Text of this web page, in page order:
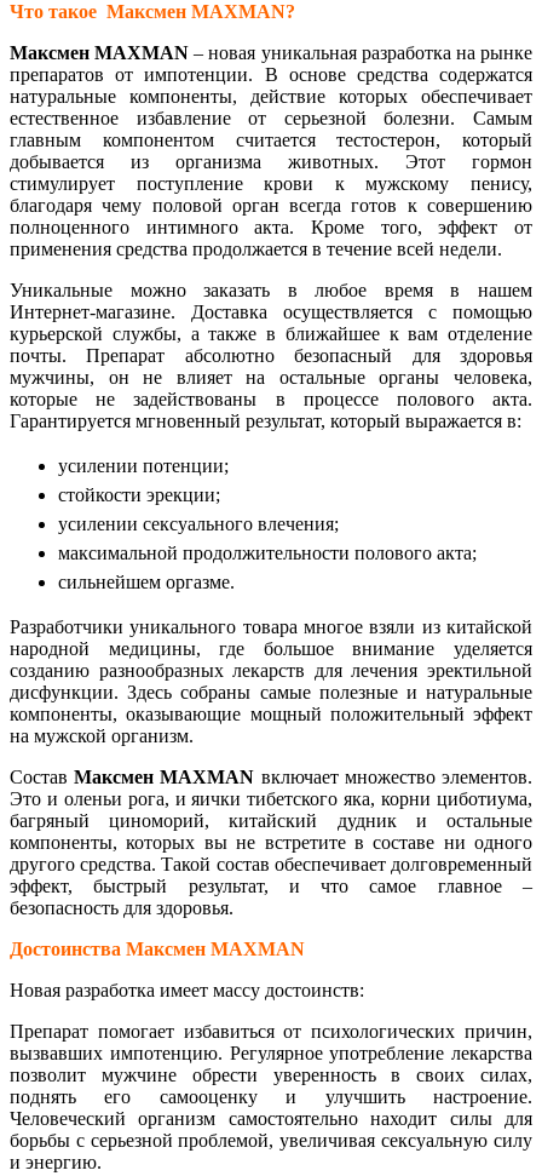
Что такое Максмен MAXMAN?
Максмен MAXMAN – новая уникальная разработка на рынке
препаратов от импотенции. В основе средства содержатся
натуральные компоненты, действие которых обеспечивает
естественное избавление от серьезной болезни. Самым
главным компонентом считается тестостерон, который
добывается из организма животных. Этот гормон
стимулирует поступление крови к мужскому пенису,
благодаря чему половой орган всегда готов к совершению
полноценного интимного акта. Кроме того, эффект от
применения средства продолжается в течение всей недели.
Уникальные можно заказать в любое время в нашем
Интернет-магазине. Доставка осуществляется с помощью
курьерской службы, а также в ближайшее к вам отделение
почты. Препарат абсолютно безопасный для здоровья
мужчины, он не влияет на остальные органы человека,
которые не задействованы в процессе полового акта.
Гарантируется мгновенный результат, который выражается в:
усилении потенции;
стойкости эрекции;
усилении сексуального влечения;
максимальной продолжительности полового акта;
сильнейшем оргазме.
Разработчики уникального товара многое взяли из китайской
народной медицины, где большое внимание уделяется
созданию разнообразных лекарств для лечения эректильной
дисфункции. Здесь собраны самые полезные и натуральные
компоненты, оказывающие мощный положительный эффект
на мужской организм.
СоставМаксмен MAXMAN включает множество элементов.
Это и оленьи рога, и яички тибетского яка, корни циботиума,
багряный циноморий, китайский дудник и остальные
компоненты, которых вы не встретите в составе ни одного
другого средства. Такой состав обеспечивает долговременный
эффект, быстрый результат, и что самое главное –
безопасность для здоровья.
Достоинства Максмен MAXMAN
Новая разработка имеет массу достоинств:
Препарат помогает избавиться от психологических причин,
вызвавших импотенцию. Регулярное употребление лекарства
позволит мужчине обрести уверенность в своих силах,
поднять его самооценку и улучшить настроение.
Человеческий организм самостоятельно находит силы для
борьбы с серьезной проблемой, увеличивая сексуальную силу
и энергию.